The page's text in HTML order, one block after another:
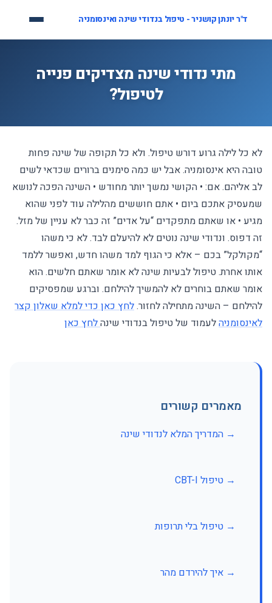
ד"ר יונתן קושניר - טיפול בנדודי שינה ואינסומניה
מתי נדודי שינה מצדיקים פנייה
לטיפול?
לא כל לילה גרוע דורש טיפול. ולא כל תקופה של שינה פחות
טובה היא אינסומניה. אבל יש כמה סימנים ברורים שכדאי לשים
לב אליהם. אם: • הקושי נמשך יותר מחודש • השינה הפכה לנושא
שמעסיק אתכם ביום • אתם חוששים מהלילה עוד לפני שהוא
מגיע • או שאתם מתפקדים “על אדים” זה כבר לא עניין של מזל.
זה דפוס. ונדודי שינה נוטים לא להיעלם לבד. לא כי משהו
“מקולקל” בכם – אלא כי הגוף למד משהו חדש, ואפשר ללמד
אותו אחרת. טיפול לבעיות שינה לא אומר שאתם חלשים. הוא
אומר שאתם בוחרים לא להמשיך להילחם. וברגע שמפסיקים
להילחם – השינה מתחילה לחזור.לחץ כאן כדי למלא שאלון קצר
לאינסומניהלעמוד של טיפול בנדודי שינהלחץ כאן
מאמרים קשורים
→ המדריך המלא לנדודי שינה
→ טיפול CBT-I
→ טיפול בלי תרופות
→ איך להירדם מהר